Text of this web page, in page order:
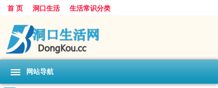
首 页 洞口生活 生活常识分类
网站导航